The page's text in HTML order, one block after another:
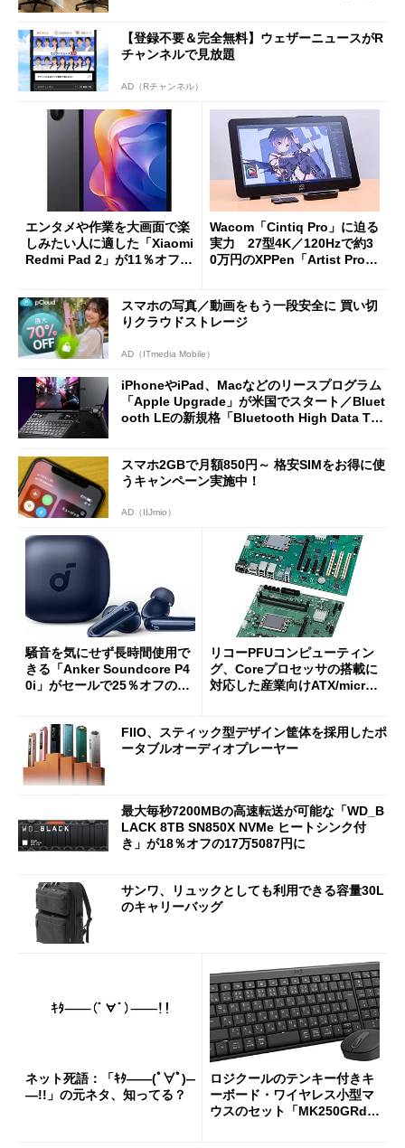
【登録不要＆完全無料】ウェザーニュースがR
チャンネルで見放題
AD（Rチャンネル）
エンタメや作業を大画面で楽
しみたい人に適した「Xiaomi
Redmi Pad 2」が11％オフの
Wacom「Cintiq Pro」に迫る
実力 27型4K／120Hzで約3
0万円のXPPen「Artist Pro 2
スマホの写真／動画をもう一段安全に 買い切
りクラウドストレージ
AD（ITmedia Mobile）
iPhoneやiPad、Macなどのリースプログラム
「Apple Upgrade」が米国でスタート／Bluet
ooth LEの新規格「Bluetooth High Data Thr
スマホ2GBで月額850円～ 格安SIMをお得に使
うキャンペーン実施中！
AD（IIJmio）
騒音を気にせず長時間使用で
きる「Anker Soundcore P4
0i」がセールで25％オフの59
リコーPFUコンピューティン
グ、Coreプロセッサの搭載に
対応した産業向けATX/micro
FIIO、スティック型デザイン筐体を採用したポ
ータブルオーディオプレーヤー
最大毎秒7200MBの高速転送が可能な「WD_B
LACK 8TB SN850X NVMe ヒートシンク付
き」が18％オフの17万5087円に
サンワ、リュックとしても利用できる容量30L
のキャリーバッグ
ネット死語：「ｷﾀ――(ﾟ∀ﾟ)―
―!!」の元ネタ、知ってる？
ロジクールのテンキー付きキ
ーボード・ワイヤレス小型マ
ウスのセット「MK250GRd」